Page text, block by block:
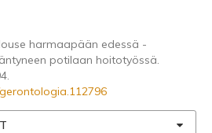
harmaapään edessä -
potilaan hoitotyössä.